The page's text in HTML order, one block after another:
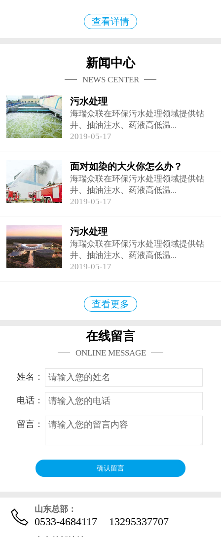
查看详情
新闻中心
NEWS CENTER
污水处理
海瑞众联在环保污水处理领域提供钻
井、抽油注水、药液高低温...
2019-05-17
面对如染的大火你怎么办？
海瑞众联在环保污水处理领域提供钻
井、抽油注水、药液高低温...
2019-05-17
污水处理
海瑞众联在环保污水处理领域提供钻
井、抽油注水、药液高低温...
2019-05-17
查看更多
在线留言
ONLINE MESSAGE
姓名：
电话：
留言：
山东总部：
0533-4684117 13295337707